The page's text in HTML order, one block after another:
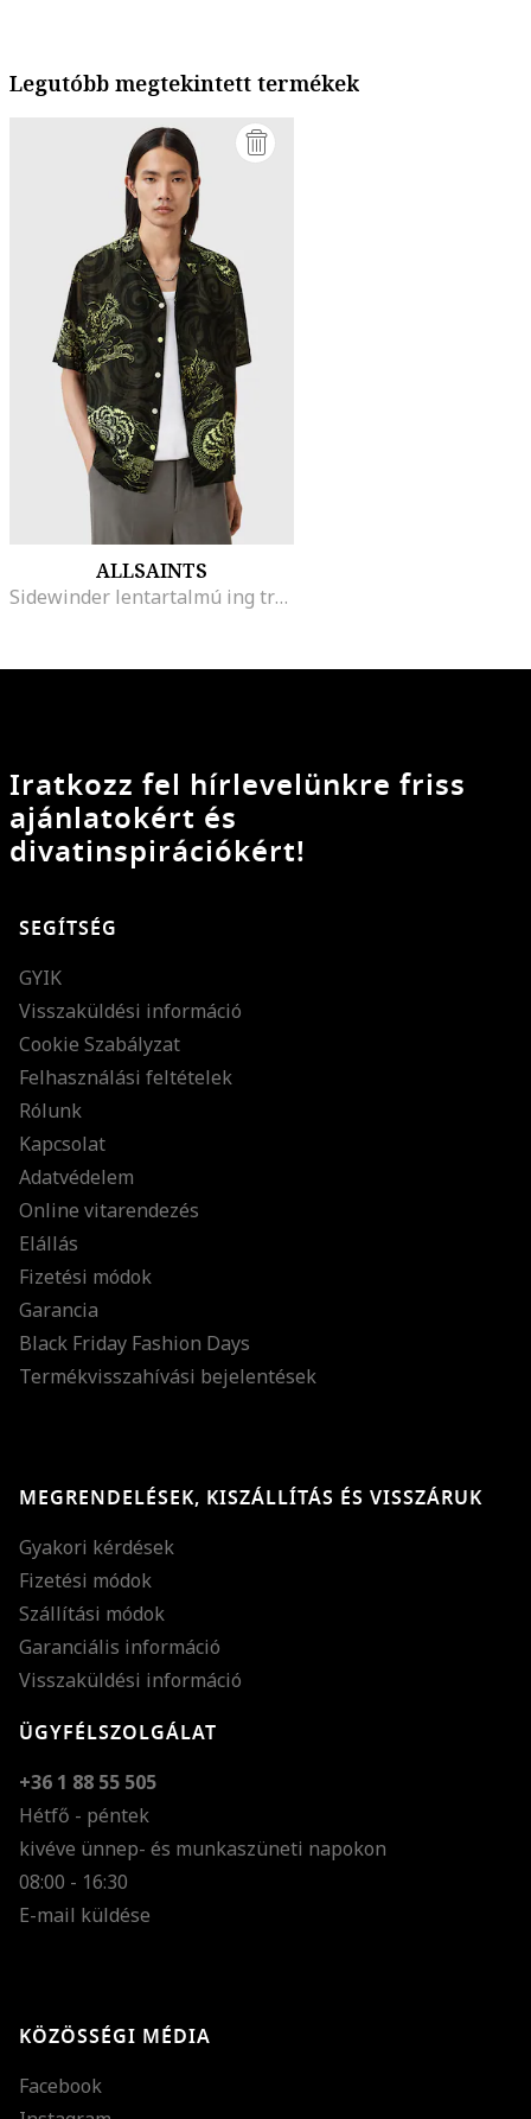
Legutóbb megtekintett termékek
ALLSAINTS
Sidewinder lentartalmú ing tradicionális kínai sárkánymintával, Fekete/Erdőzöld
Iratkozz fel hírlevelünkre friss
ajánlatokért és
divatinspirációkért!
SEGÍTSÉG
GYIK
Visszaküldési információ
Cookie Szabályzat
Felhasználási feltételek
Rólunk
Kapcsolat
Adatvédelem
Online vitarendezés
Elállás
Fizetési módok
Garancia
Black Friday Fashion Days
Termékvisszahívási bejelentések
MEGRENDELÉSEK, KISZÁLLÍTÁS ÉS VISSZÁRUK
Gyakori kérdések
Fizetési módok
Szállítási módok
Garanciális információ
Visszaküldési információ
ÜGYFÉLSZOLGÁLAT
+36 1 88 55 505
Hétfő - péntek
kivéve ünnep- és munkaszüneti napokon
08:00 - 16:30
E-mail küldése
KÖZÖSSÉGI MÉDIA
Facebook